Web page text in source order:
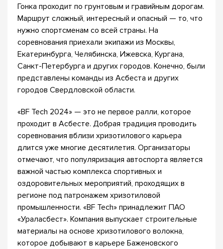
Гонка проходит по грунтовым и гравийным дорогам.
Маршрут сложный, интересный и опасный — то, что
нужно спортсменам со всей страны. На
соревнования приехали экипажи из Москвы,
Екатеринбурга, Челябинска, Ижевска, Кургана,
Санкт-Петербурга и других городов. Конечно, были
представлены команды из Асбеста и других
городов Свердловской области.
«BF Tech 2024» — это не первое ралли, которое
проходит в Асбесте. Добрая традиция проводить
соревнования вблизи хризотилового карьера
длится уже многие десятилетия. Организаторы
отмечают, что популяризация автоспорта является
важной частью комплекса спортивных и
оздоровительных мероприятий, проходящих в
регионе под патронажем хризотиловой
промышленности. «BF Tech» принадлежит ПАО
«Ураласбест». Компания выпускает строительные
материалы на основе хризотилового волокна,
которое добывают в карьере Баженовского